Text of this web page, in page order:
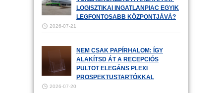
LOGISZTIKAI INGATLANPIAC EGYIK
LEGFONTOSABB KÖZPONTJÁVÁ?
2026-07-21
NEM CSAK PAPÍRHALOM: ÍGY
ALAKÍTSD ÁT A RECEPCIÓS
PULTOT ELEGÁNS PLEXI
PROSPEKTUSTARTÓKKAL
2026-07-20